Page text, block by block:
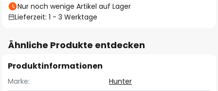
Nur noch wenige Artikel auf Lager
Lieferzeit: 1 - 3 Werktage
Ähnliche Produkte entdecken
Produktinformationen
Marke:
Hunter